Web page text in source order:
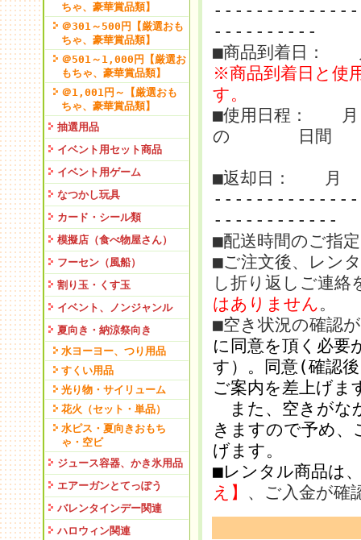
ちゃ、豪華賞品類】
＠301～500円【厳選おも
ちゃ、豪華賞品類】
＠501～1,000円【厳選お
もちゃ、豪華賞品類】
＠1,001円～【厳選おも
ちゃ、豪華賞品類】
抽選用品
イベント用セット商品
イベント用ゲーム
なつかし玩具
カード・シール類
模擬店（食べ物屋さん）
フーセン（風船）
割り玉・くす玉
イベント、ノンジャンル
夏向き・納涼祭向き
水ヨーヨー、つり用品
すくい用品
光り物・サイリューム
花火（セット・単品）
水ピス・夏向きおもち
ゃ・空ビ
ジュース容器、かき氷用品
エアーガンとてっぽう
バレンタインデー関連
ハロウィン関連
----------
■商品到着日
※商品到着日と使
す。
■使用日程
の 日間
■返却日：
------------
■配送時間のご指
■ご注文後、レン
し折り返しご連絡
はありません。
■空き状況の確認
に同意を頂く必要
す）。同意(確認
ご案内を差上げま
また、空きがな
きますので予め、
げます。
■レンタル商品は
え】 、ご入金が確